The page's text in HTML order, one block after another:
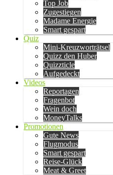
Top Job
Zugestiegen
Madame Energie
Smart gespart
Quiz
Mini-Kreuzworträtsel
Quizz den Huber
Quizzticle
Aufgedeckt
Videos
Reportagen
Fragenbot
Wein doch
MoneyTalks
Promotionen
Gute News
Flugmodus
Smart gespart
Reise-Glück
Meat & Greet